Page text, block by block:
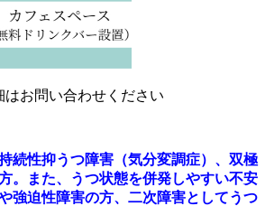
お問い合わせください
続性抑うつ障害（気分変調症）、双極
。また、うつ状態を併発しやすい不安
強迫性障害の方、二次障害としてうつ